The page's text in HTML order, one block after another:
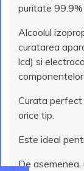
puritate 99.9%
Alcoolul
curatarea
lcd) si
Curata perfect
orice tip.
Este ideal
De